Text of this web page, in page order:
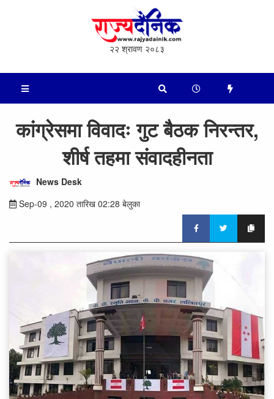
२२ श्रावण २०८३
कांग्रेसमा विवादः गुट बैठक निरन्तर,
शीर्ष तहमा संवादहीनता
News Desk
Sep-09 , 2020 तारिख 02:28 बेलुका